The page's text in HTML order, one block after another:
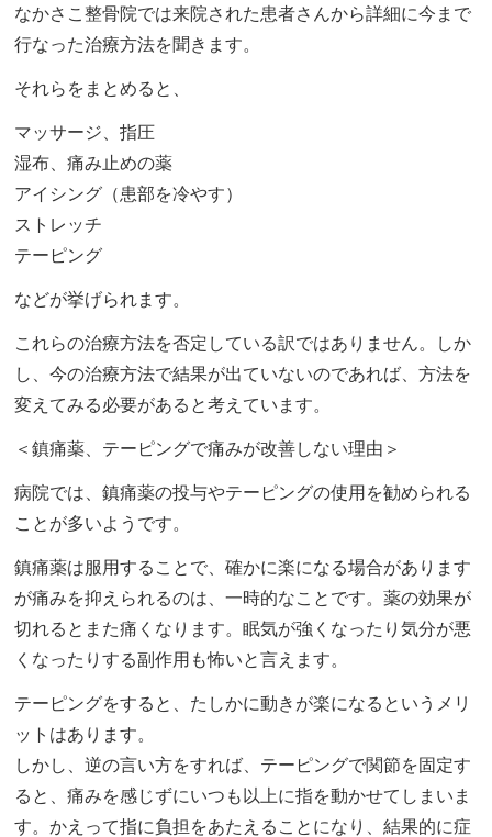
なかさこ整骨院では来院された患者さんから詳細に今まで
行なった治療方法を聞きます。
それらをまとめると、
マッサージ、指圧
湿布、痛み止めの薬
アイシング（患部を冷やす）
ストレッチ
テーピング
などが挙げられます。
これらの治療方法を否定している訳ではありません。しか
し、今の治療方法で結果が出ていないのであれば、方法を
変えてみる必要があると考えています。
＜鎮痛薬、テーピングで痛みが改善しない理由＞
病院では、鎮痛薬の投与やテーピングの使用を勧められる
ことが多いようです。
鎮痛薬は服用することで、確かに楽になる場合があります
が痛みを抑えられるのは、一時的なことです。薬の効果が
切れるとまた痛くなります。眠気が強くなったり気分が悪
くなったりする副作用も怖いと言えます。
テーピングをすると、たしかに動きが楽になるというメリ
ットはあります。
しかし、逆の言い方をすれば、テーピングで関節を固定す
ると、痛みを感じずにいつも以上に指を動かせてしまいま
す。かえって指に負担をあたえることになり、結果的に症